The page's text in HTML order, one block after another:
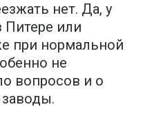
нет. Да, у
или
при нормальной
не
вопросов и о